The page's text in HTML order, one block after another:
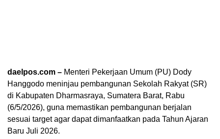
daelpos.com – Menteri Pekerjaan Umum (PU) Dody
Hanggodo meninjau pembangunan Sekolah Rakyat (SR)
di Kabupaten Dharmasraya, Sumatera Barat, Rabu
(6/5/2026), guna memastikan pembangunan berjalan
sesuai target agar dapat dimanfaatkan pada Tahun Ajaran
Baru Juli 2026.